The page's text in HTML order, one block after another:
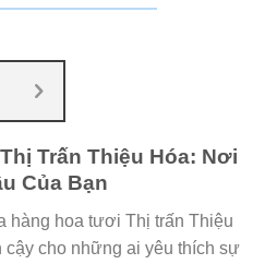
Trấn Thiệu Hóa: Nơi
Của Bạn
hàng hoa tươi Thị trấn Thiệu
cậy cho những ai yêu thích sự